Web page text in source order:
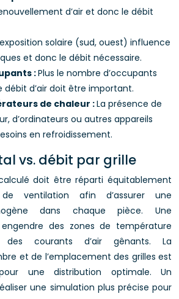
d’air et donc le débit
solaire (sud, ouest) influence
et donc le débit nécessaire.
:Plus le nombre d’occupants
débit d’air doit être important.
de chaleur :La présence de
d’ordinateurs ou autres appareils
en refroidissement.
vs. débit par grille
doit être réparti équitablement
ventilation afin d’assurer une
dans chaque pièce. Une
des zones de température
des courants d’air gênants. La
et de l’emplacement des grilles est
une distribution optimale. Un
une simulation plus précise pour